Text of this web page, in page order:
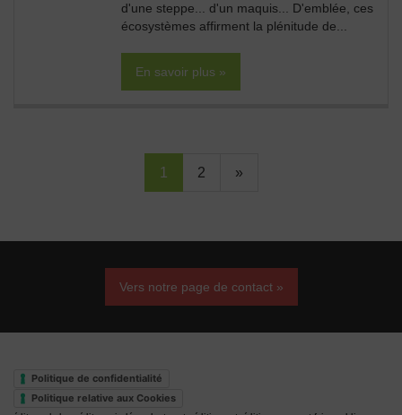
d'une steppe... d'un maquis... D'emblée, ces
écosystèmes affirment la plénitude de...
En savoir plus »
1 2 »
Vers notre page de contact »
Politique de confidentialité
Politique relative aux Cookies